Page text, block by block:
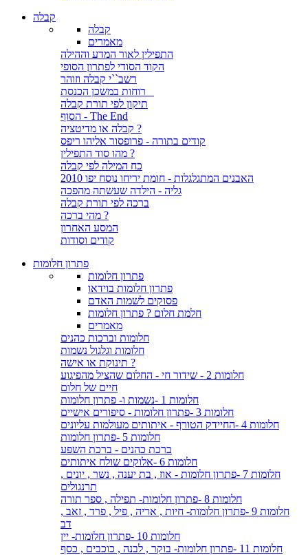
קבלה
קבלה
מאמרים
התפילין לאור המדע וההילה
הקוד הסודי לפתרון הסופי
רשב``י קבלה וזוהר
תיקון לפי תורת קבלה
הסוף - The End
קבלה או מדיטציה ?
קודים בתורה - פרופסור אליהו ריפס
מהו סוד התפילין ?
כח המילה לפי קבלה
האבנים המתגלגלות - חומת יריחו נוסח יפו 2010
גליה - הילדה שעשתה מהפכה
ברכה לפי תורת קבלה
מהי ברכה ?
המסע האחרון
קודים וסודות
פתרון חלומות
פתרון חלומות
פתרון חלומות בוידאו
פסוקים לשמות האדם
חלמת חלום ? פתרון חלומות
מאמרים
חלומות וברכות כהנים
חלומות וגלגול נשמות
תינוקת או אישה ?
חלומות 2 - שידור חי - החלום שהציל מהפיגוע
חיים של חלום
חלומות 1 -נשמות ו- פתרון חלומות
חלומות 3 -פתרון חלומות - סיפורים אישיים
חלומות 4 -החיידק הטורף - איתותים מעולמות עליונים
חלומות 5 -פתרון חלומות
ברכת כהנים - ברכת השפע
חלומות 6 -אלוקים שולח איתותים
חלומות 7 -פתרון חלומות - אוז , בת יענה , נשר , יונים ,
תרנגולים
חלומות 8 -פתרון חלומות- תפילה , ספר תורה
חלומות 9 -פתרון חלומות- חיות , אריה , פיל , פרד , זאב ,
דב
חלומות 10 -פתרון חלומות- יין
חלומות 11 -פתרון חלומות- בוקר , לבנה , כוכבים , כסף